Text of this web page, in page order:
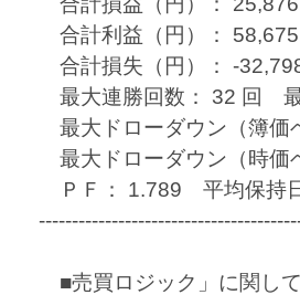
合計利益（円）：
合計損失（円）： -
最大連勝回数： 32 回
最大ドローダウン（簿価
最大ドローダウン（時価
ＰＦ： 1.789 平均保持
■売買ロジック」に関して